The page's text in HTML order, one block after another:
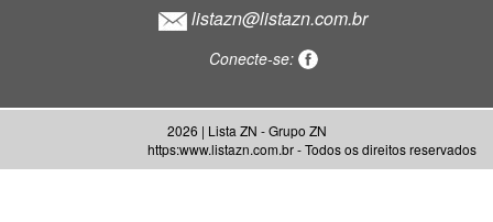
listazn@listazn.com.br
Conecte-se:
2026 | Lista ZN - Grupo ZN
https:www.listazn.com.br - Todos os direitos reservados